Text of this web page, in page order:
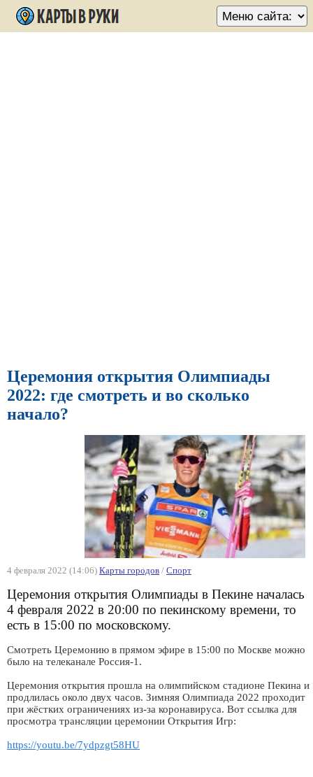
Церемония открытия Олимпиады
2022: где смотреть и во сколько
начало?
4 февраля 2022 (14:06) Карты городов / Спорт
Церемония открытия Олимпиады в Пекине началась
4 февраля 2022 в 20:00 по пекинскому времени, то
есть в 15:00 по московскому.
Смотреть Церемонию в прямом эфире в 15:00 по Москве можно
было на телеканале Россия-1.
Церемония открытия прошла на олимпийском стадионе Пекина и
продлилась около двух часов. Зимняя Олимпиада 2022 проходит
при жёстких ограничениях из-за коронавируса. Вот ссылка для
просмотра трансляции церемонии Открытия Игр:
https://youtu.be/7ydpzgt58HU